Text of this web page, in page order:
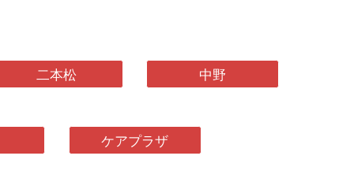
二本松 中野
ケアプラザ